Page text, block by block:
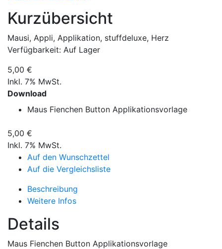
Kurzübersicht
Mausi, Appli, Applikation, stuffdeluxe, Herz
Verfügbarkeit: Auf Lager
5,00 €
Inkl. 7% MwSt.
Download
Maus Fienchen Button Applikationsvorlage
5,00 €
Inkl. 7% MwSt.
Auf den Wunschzettel
Auf die Vergleichsliste
Beschreibung
Weitere Infos
Details
Maus Fienchen Button Applikationsvorlage